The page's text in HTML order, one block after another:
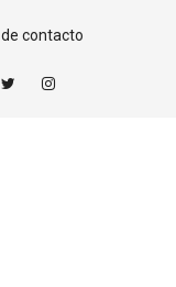
contacto